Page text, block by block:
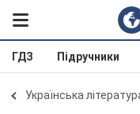
ГДЗ Підручники
Українська